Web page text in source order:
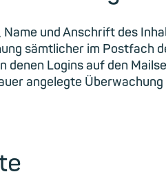
und Anschrift des
sämtlicher im Postfach
denen Logins auf den
angelegte